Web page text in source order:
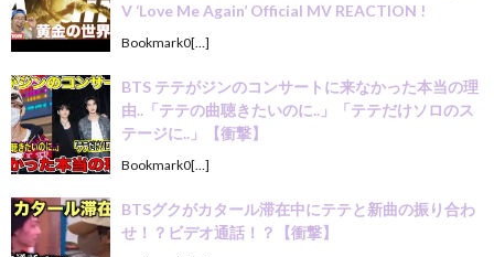
V ‘Love Me Again’ Official MV REACTION !
Bookmark0[…]
BTS テテがジンのコンサートに来なかった本当の理
由..「テテの曲聴きたいのに..」「テテだけソロのス
テージに..」【衝撃】
Bookmark0[…]
BTSグクがカタール滞在中にテテと新曲の振り合わ
せ！？ビデオ通話！？【衝撃】